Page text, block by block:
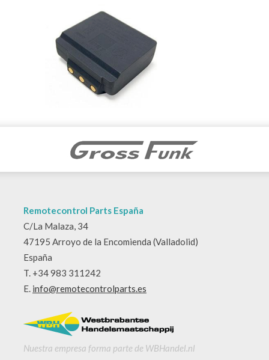
Remotecontrol Parts España
C/La Malaza, 34
47195 Arroyo de la Encomienda (Valladolid)
España
T. +34 983 311242
E. info@remotecontrolparts.es
Nuestra empresa forma parte de WBHandel.nl